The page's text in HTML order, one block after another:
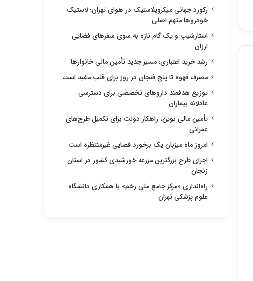
رکورد جهانی میکروپلاستیک در هوای تهران؛ لاستیک
خودروها متهم اصلی
استارشیپ و یک گام تازه به سوی سفرهای فضایی
ارزان
رشد خرید اعتباری؛ مسیر جدید تأمین مالی خانوارها
مصرف قهوه تا پنج فنجان در روز برای قلب مفید است
توزیع هدفمند داروهای تخصصی برای دسترسی
عادلانه بیماران
تأمین مالی نوین، راهکار دولت برای تکمیل طرح‌های
عمرانی
امروز ماه میزبان یک برخورد فضایی غیرمنتظره است
اجرای طرح بزرگترین مزرعه خورشیدی کشور در استان
زنجان
راه‌اندازی «مرکز جامع ملی زخم» با همکاری دانشگاه
علوم پزشکی تهران